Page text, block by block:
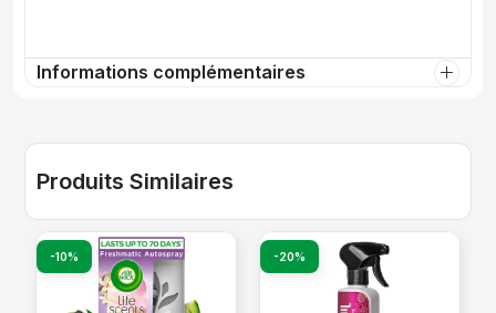
Informations complémentaires
Produits Similaires
-10% -20%